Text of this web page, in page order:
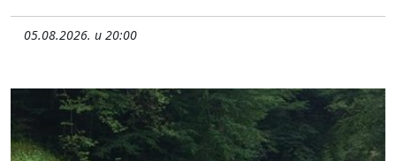
05.08.2026. u 20:00